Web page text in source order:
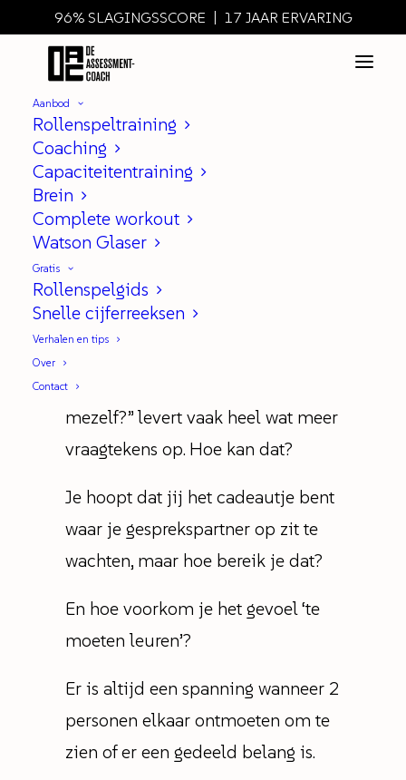
96% SLAGINGSSCORE | 17 JAAR ERVARING
Aanbod
Rollenspeltraining
Coaching
Capaciteitentraining
Brein
Complete workout
Watson Glaser
Gratis
Rollenspelgids
Snelle cijferreeksen
Verhalen en tips
Over
Contact
Hoe Verkoop Ik Mezelf !?
IN PERSOONLIJKE ONTWIKKELING
Veel mensen zijn heel goed in
ander. De vraag: “Hoe verkoop ik
mezelf?” levert vaak heel wat meer
vraagtekens op. Hoe kan dat?
Je hoopt dat jij het cadeautje bent
waar je gesprekspartner op zit te
wachten, maar hoe bereik je dat?
En hoe voorkom je het gevoel ‘te
moeten leuren’?
Er is altijd een spanning wanneer 2
personen elkaar ontmoeten om te
zien of er een gedeeld belang is.